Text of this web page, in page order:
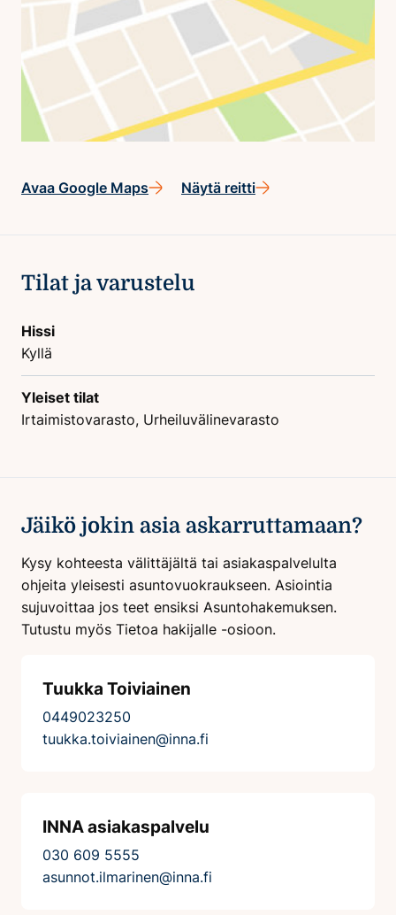
Avaa Google Maps Näytä reitti
Tilat ja varustelu
Hissi
Kyllä
Yleiset tilat
Irtaimistovarasto, Urheiluvälinevarasto
Jäikö jokin asia askarruttamaan?
Kysy kohteesta välittäjältä tai asiakaspalvelulta
ohjeita yleisesti asuntovuokraukseen. Asiointia
sujuvoittaa jos teet ensiksi Asuntohakemuksen.
Tutustu myös Tietoa hakijalle -osioon.
Tuukka Toiviainen
0449023250
tuukka.toiviainen@inna.fi
INNA asiakaspalvelu
030 609 5555
asunnot.ilmarinen@inna.fi